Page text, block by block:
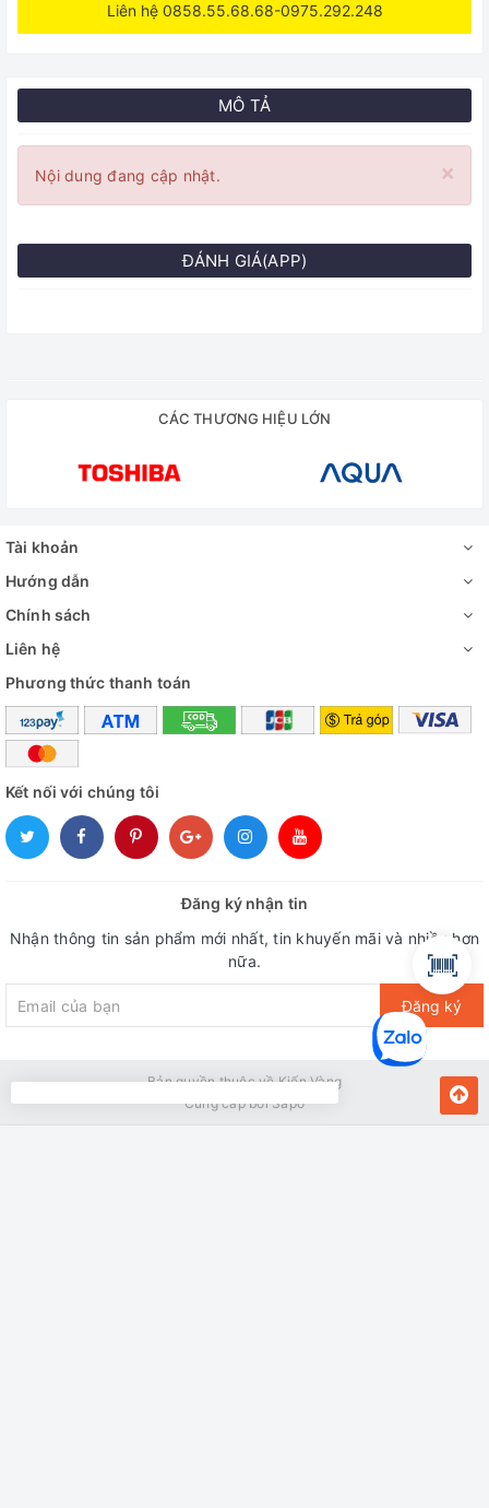
Liên hệ 0858.55.68.68-0975.292.248
MÔ TẢ
×
Nội dung đang cập nhật.
ĐÁNH GIÁ(APP)
CÁC THƯƠNG HIỆU LỚN
Tài khoản
Hướng dẫn
Chính sách
Liên hệ
Phương thức thanh toán
Kết nối với chúng tôi
Đăng ký nhận tin
Nhận thông tin sản phẩm mới nhất, tin khuyến mãi và nhiều hơn
nữa.
Đăng ký
Bản quyền thuộc về Kiến Vàng
Cung cấp bởiSapo